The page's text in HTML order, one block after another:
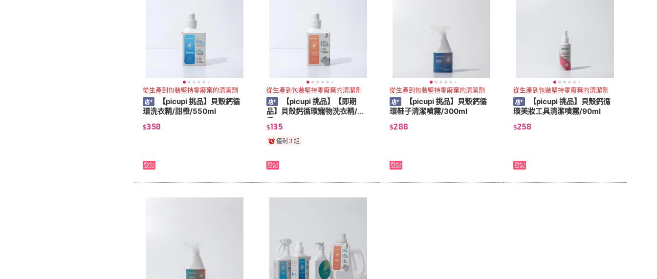
從生產到包裝堅持零廢棄的清潔劑
【picupi 挑品】貝殼鈣循
環洗衣精/甜橙/550ml
$358
登記
從生產到包裝堅持零廢棄的清潔劑
【picupi 挑品】【即期
品】貝殼鈣循環寵物洗衣精/無
香 550ml
$135
僅剩 3 組
登記
從生產到包裝堅持零廢棄的清潔劑
【picupi 挑品】貝殼鈣循
環鞋子清潔噴霧/300ml
$288
登記
從生產到包裝堅持零廢棄的清潔劑
【picupi 挑品】貝殼鈣循
環美妝工具清潔噴霧/90ml
$258
登記